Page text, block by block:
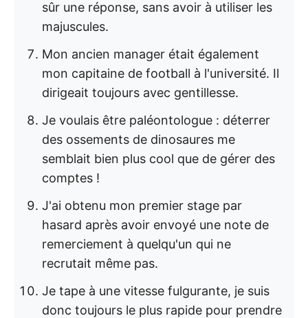
sûr une réponse, sans avoir à utiliser les
majuscules.
Mon ancien manager était également
mon capitaine de football à l'université. Il
dirigeait toujours avec gentillesse.
Je voulais être paléontologue : déterrer
des ossements de dinosaures me
semblait bien plus cool que de gérer des
comptes !
J'ai obtenu mon premier stage par
hasard après avoir envoyé une note de
remerciement à quelqu'un qui ne
recrutait même pas.
Je tape à une vitesse fulgurante, je suis
donc toujours le plus rapide pour prendre